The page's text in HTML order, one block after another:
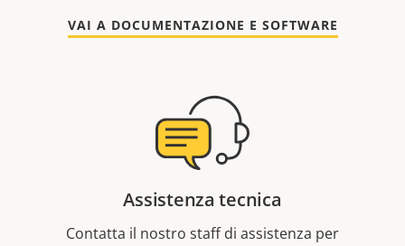
VAI A DOCUMENTAZIONE E SOFTWARE
Assistenza tecnica
Contatta il nostro staff di assistenza per